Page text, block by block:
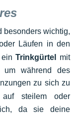
besonders wichtig,
Läufen in den
Trinkgürtel
mit
um während des
zu sich zu
steilem oder
da sie deine